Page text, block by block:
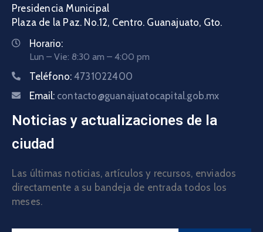
Presidencia Municipal
Plaza de la Paz. No.12, Centro. Guanajuato, Gto.
Horario:
Lun – Vie: 8:30 am – 4:00 pm
Teléfono: 4731022400
Email: contacto@guanajuatocapital.gob.mx
Noticias y actualizaciones de la
ciudad
Las últimas noticias, artículos y recursos, enviados
directamente a su bandeja de entrada todos los
meses.